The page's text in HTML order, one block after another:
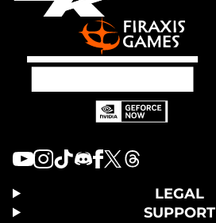
LEGAL
SUPPORT